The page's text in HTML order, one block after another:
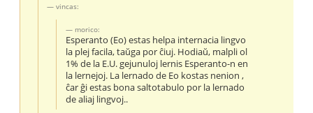
vincas:
morico:
Esperanto (Eo) estas helpa internacia lingvo
la plej facila, taŭga por ĉiuj. Hodiaŭ, malpli ol
1% de la E.U. gejunuloj lernis Esperanto-n en
la lernejoj. La lernado de Eo kostas nenion ,
ĉar ĝi estas bona saltotabulo por la lernado
de aliaj lingvoj..